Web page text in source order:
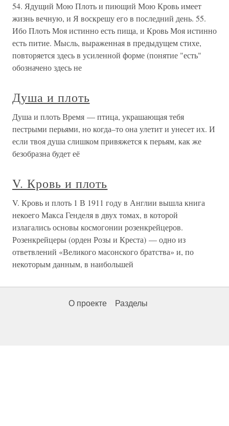
54. Ядущий Мою Плоть и пиющий Мою Кровь имеет
жизнь вечную, и Я воскрешу его в последний день. 55.
Ибо Плоть Моя истинно есть пища, и Кровь Моя истинно
есть питие. Мысль, выраженная в предыдущем стихе,
повторяется здесь в усиленной форме (понятие "есть"
обозначено здесь не
Душа и плоть
Душа и плоть Время — птица, украшающая тебя
пестрыми перьями, но когда–то она улетит и унесет их. И
если твоя душа слишком привяжется к перьям, как же
безобразна будет её
V. Кровь и плоть
V. Кровь и плоть 1 В 1911 году в Англии вышла книга
некоего Макса Генделя в двух томах, в которой
излагались основы космогонии розенкрейцеров.
Розенкрейцеры (орден Розы и Креста) — одно из
ответвлений «Великого масонского братства» и, по
некоторым данным, в наибольшей
О проекте Разделы